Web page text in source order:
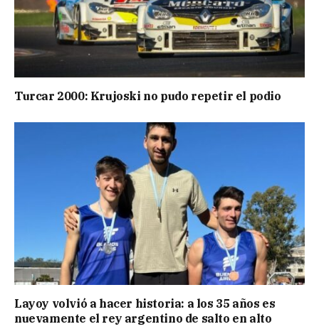
Turcar 2000: Krujoski no pudo repetir el podio
Layoy volvió a hacer historia: a los 35 años es
nuevamente el rey argentino de salto en alto